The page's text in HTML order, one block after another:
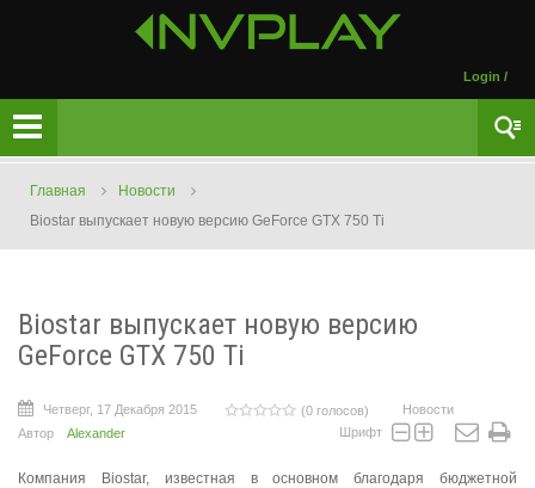
Login /
Главная
Новости
Biostar выпускает новую версию GeForce GTX 750 Ti
Biostar выпускает новую версию
GeForce GTX 750 Ti
Четверг, 17 Декабря 2015 (0 голосов)
Новости
Автор
Alexander Шрифт
Компания Biostar, известная в основном благодаря бюджетной